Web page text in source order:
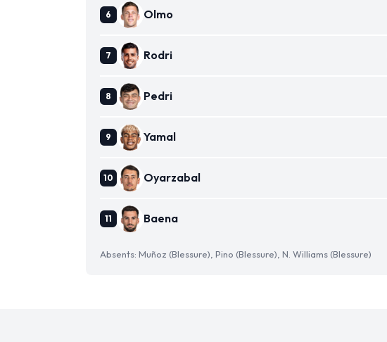
Olmo
Rodri
Pedri
Yamal
Oyarzabal
Baena
Absents: Muñoz (Blessure), Pino (Blessure), N. Williams (Blessure)